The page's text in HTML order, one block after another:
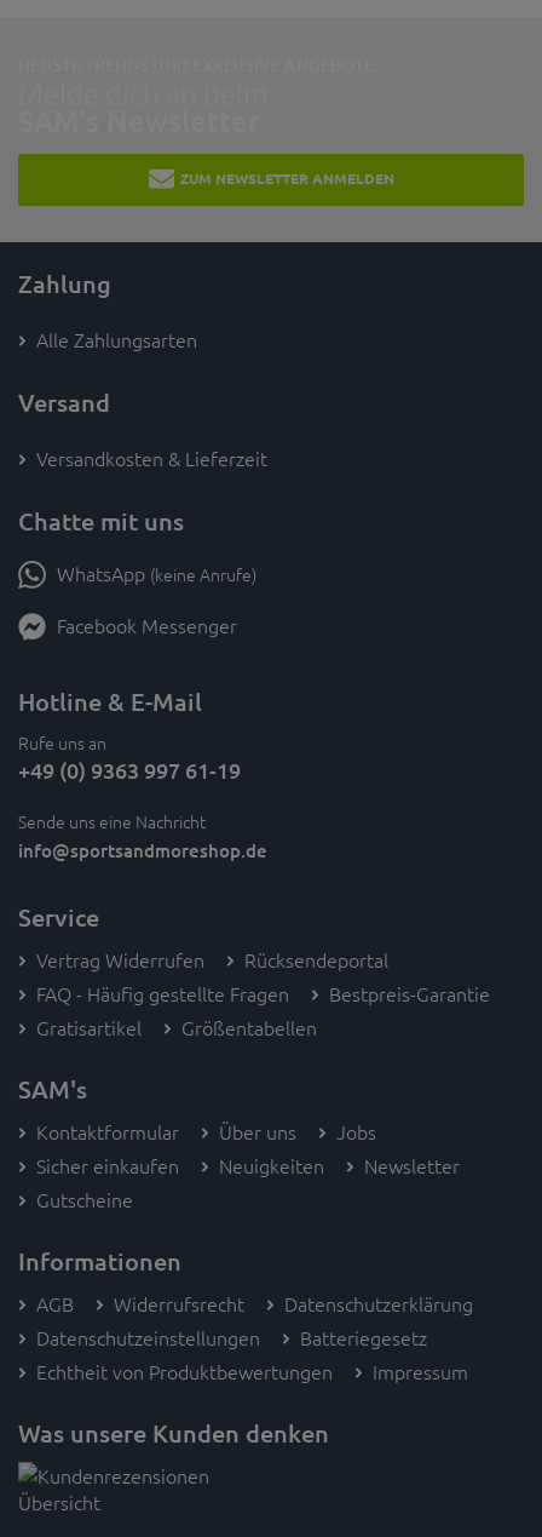
ZUM NEWSLETTER ANMELDEN
Zahlung
Alle Zahlungsarten
Versand
Versandkosten & Lieferzeit
Chatte mit uns
WhatsApp (keine Anrufe)
Facebook Messenger
Hotline & E-Mail
Rufe uns an
+49 (0) 9363 997 61-19
Sende uns eine Nachricht
info@sportsandmoreshop.de
Service
Vertrag Widerrufen
Rücksendeportal
FAQ - Häufig gestellte Fragen
Bestpreis-Garantie
Gratisartikel
Größentabellen
SAM's
Kontaktformular Über uns
Jobs
Sicher einkaufen
Neuigkeiten
Newsletter
Gutscheine
Informationen
AGB Widerrufsrecht
Datenschutzerklärung
Datenschutzeinstellungen
Batteriegesetz
Echtheit von Produktbewertungen
Impressum
Was unsere Kunden denken